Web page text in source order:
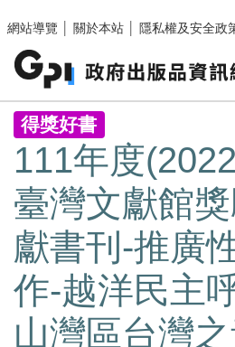
網站導覽
關於本站 隱私權及安全政
:::
得獎好書
111年度
臺灣文獻館
獻書刊-推廣
作-越洋民主
山灣區台灣